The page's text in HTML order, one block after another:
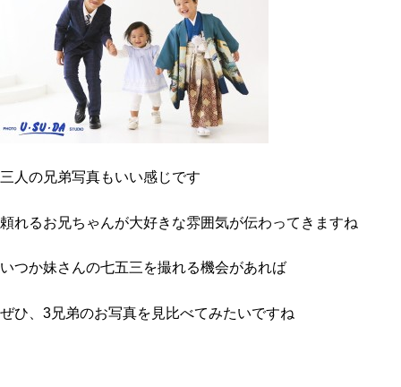
三人の兄弟写真もいい感じです
頼れるお兄ちゃんが大好きな雰囲気が伝わってきますね
いつか妹さんの七五三を撮れる機会があれば
ぜひ、3兄弟のお写真を見比べてみたいですね